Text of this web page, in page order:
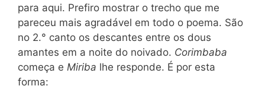
para aqui. Prefiro mostrar o trecho que me
pareceu mais agradável em todo o poema. São
no 2.° canto os descantes entre os dous
amantes em a noite do noivado. Corimbaba
começa e Miriba lhe responde. É por esta
forma: